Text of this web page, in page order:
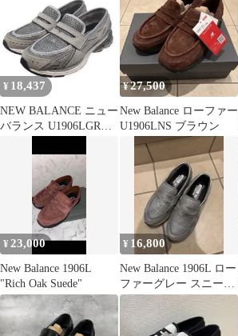
¥ 18,437
NEW BALANCE ニュー
バランス U1906LGR
ーカー シューズ 靴 メ
ンズ 25.5cm グレー
¥27,500
New Balance ローファー
U1906LNS ブラウン
¥23,000
New Balance 1906L
"Rich Oak Suede"
¥ 16,800
New Balance 1906L ロー
ファーグレー スニーカ
ー